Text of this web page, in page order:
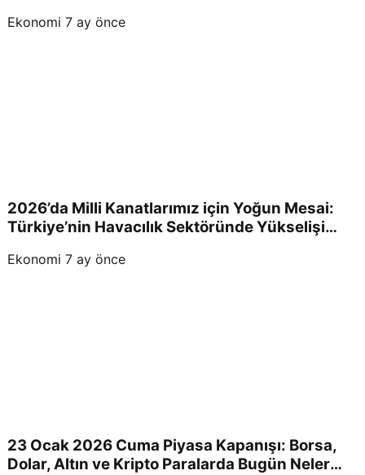
Ekonomi 7 ay önce
2026’da Milli Kanatlarımız için Yoğun Mesai:
Türkiye’nin Havacılık Sektöründe Yükselişi
Ekonomi 7 ay önce
23 Ocak 2026 Cuma Piyasa Kapanışı: Borsa,
Dolar, Altın ve Kripto Paralarda Bugün Neler